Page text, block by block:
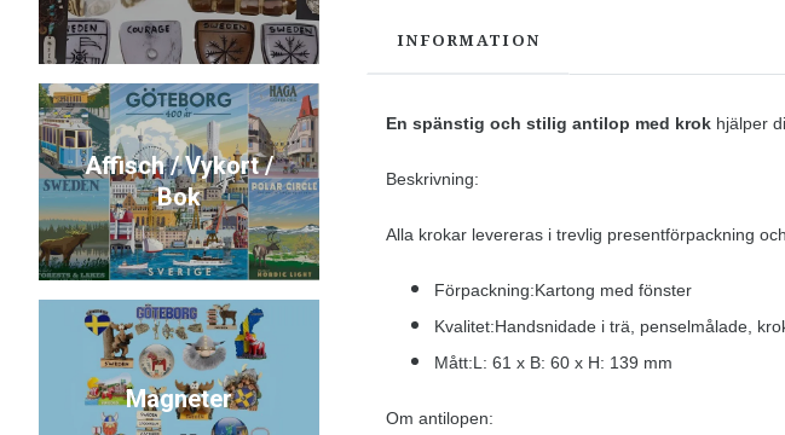
Affisch / Vykort /
Bok
Magneter
INFORMATION
En spänstig och stilig antilop med krok hjälper
Beskrivning:
Alla krokar levereras i trevlig presentförpackning
Förpackning:Kartong med fönster
Kvalitet:Handsnidade i trä, penselmålade,
Mått:L: 61 x B: 60 x H: 139 mm
Om antilopen: